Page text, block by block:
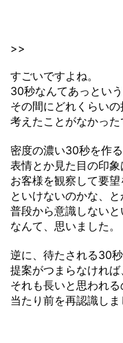
>>
すごいですよね。
30秒なんてあっという
その間にどれくらい
考えたことがなかった
密度の濃い30秒を作
表情とか見た目の印
お客様を観察して要
といけないのかな、と
普段から意識しないと
なんて、思いました。
逆に、待たされる30秒
提案がつまらなければ
それも長いと思われる
当たり前を再認識しま